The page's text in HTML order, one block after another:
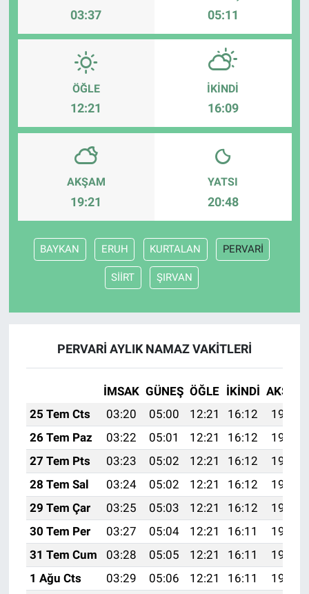
03:37 05:11
ÖĞLE
12:21
İKINDI
16:09
AKŞAM
19:21
YATSI
20:48
BAYKAN ERUH KURTALAN PERVARİ
SİİRT ŞIRVAN
PERVARİ AYLIK NAMAZ VAKITLERI
İMSAK GÜNEŞ ÖĞLE İKINDI AKŞAM
25 Tem Cts
03:20 05:00 12:21 16:12
19:33
26 Tem Paz
03:22 05:01 12:21 16:12
19:32
27 Tem Pts
03:23 05:02 12:21 16:12
19:31
28 Tem Sal
03:24 05:02 12:21 16:12
19:30
29 Tem Çar
03:25 05:03 12:21 16:12
19:30
30 Tem Per
03:27 05:04 12:21 16:11
19:29
31 Tem Cum
03:28 05:05 12:21 16:11
19:28
1 Ağu Cts
03:29 05:06 12:21 16:11
19:27